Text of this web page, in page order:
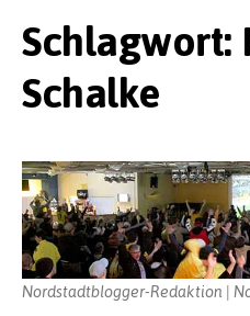
Schlagwort:
Schalke
Nordstadtblogger-Redaktion |